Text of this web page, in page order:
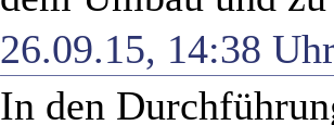
26.09.15, 14:38
In den